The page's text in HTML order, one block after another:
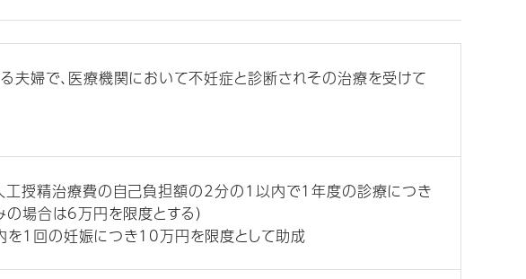
夫婦で、医療機関において不妊症と診断されその治療を受けて
工授精治療費の自己負担額の2分の1以内で1年度の診療につき
場合は6万円を限度とする）
1回の妊娠につき10万円を限度として助成